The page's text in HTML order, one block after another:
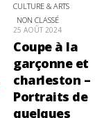
CULTURE & ARTS
NON CLASSÉ
25 AOÛT 2024
Coupe à la
garçonne et
charleston –
Portraits de
quelques